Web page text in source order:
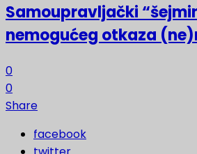
Samoupravljački
nemogućeg otkaza
0
0
Share
facebook